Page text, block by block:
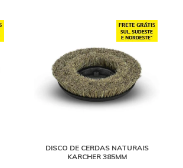
DISCO DE CERDAS NATURAIS
KARCHER 385MM